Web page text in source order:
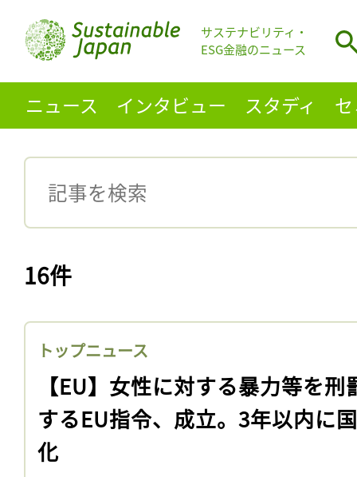
サステナビリティ・
ESG金融のニュース
ニュース インタビュー スタディ
16件
トップニュース
【EU】女性に対する暴力等を刑
するEU指令、成立。3年以内に
化